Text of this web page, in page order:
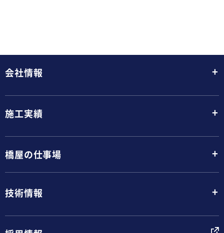
会社情報 +
施工実績 +
橋屋の仕事場 +
技術情報 +